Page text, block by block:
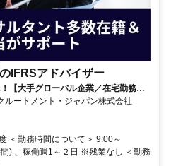
IFRSアドバイザー
【大手グローバル企業／在宅勤務メ
イザー
ルートメント・ジャパン株式会社
＜勤務時間について＞ 9:00～
) 、稼働週1～２日 ※残業なし ＜勤務